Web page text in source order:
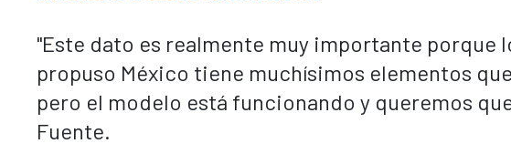
"Este dato es realmente muy importante porque
propuso México tiene muchísimos elementos
pero el modelo está funcionando y queremos
Fuente.